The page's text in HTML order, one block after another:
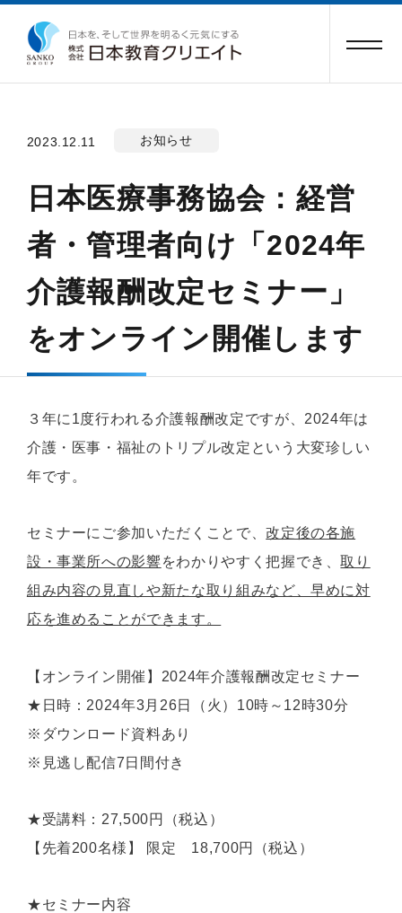
2023.12.11 お知らせ
日本医療事務協会：経営
者・管理者向け「2024年
介護報酬改定セミナー」
をオンライン開催します
３年に1度行われる介護報酬改定ですが、2024年は
介護・医事・福祉のトリプル改定という大変珍しい
年です。
セミナーにご参加いただくことで、改定後の各施
設・事業所への影響をわかりやすく把握でき、取り
組み内容の見直しや新たな取り組みなど、早めに対
応を進めることができます。
【オンライン開催】2024年介護報酬改定セミナー
★日時：2024年3月26日（火）10時～12時30分
※ダウンロード資料あり
※見逃し配信7日間付き
★受講料：27,500円（税込）
【先着200名様】
限定 18,700円（税込）
★セミナー内容